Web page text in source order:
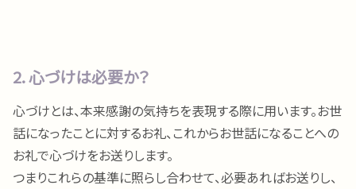
2. 心づけは必要か？
心づけとは、本来感謝の気持ちを表現する際に用います。お世
話になったことに対するお礼、これからお世話になることへの
お礼で心づけをお送りします。
つまりこれらの基準に照らし合わせて、必要あればお送りし、